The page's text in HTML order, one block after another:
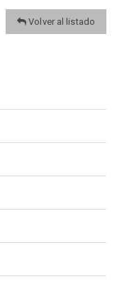
Volver al listado